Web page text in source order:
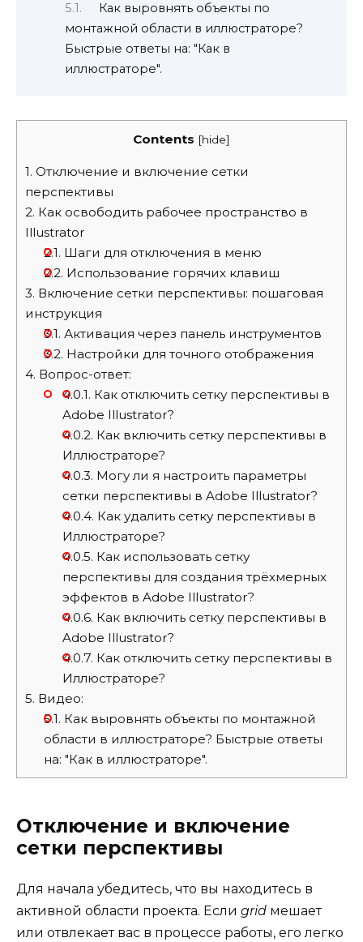
Как выровнять объекты по
монтажной области в иллюстраторе?
Быстрые ответы на: "Как в
иллюстраторе".
Contents [hide]
1. Отключение и включение сетки
перспективы
2. Как освободить рабочее пространство в
Illustrator
2.1. Шаги для отключения в меню
2.2. Использование горячих клавиш
3. Включение сетки перспективы: пошаговая
инструкция
3.1. Активация через панель инструментов
3.2. Настройки для точного отображения
4. Вопрос-ответ:
4.0.1. Как отключить сетку перспективы в
Adobe Illustrator?
4.0.2. Как включить сетку перспективы в
Иллюстраторе?
4.0.3. Могу ли я настроить параметры
сетки перспективы в Adobe Illustrator?
4.0.4. Как удалить сетку перспективы в
Иллюстраторе?
4.0.5. Как использовать сетку
перспективы для создания трёхмерных
эффектов в Adobe Illustrator?
4.0.6. Как включить сетку перспективы в
Adobe Illustrator?
4.0.7. Как отключить сетку перспективы в
Иллюстраторе?
5. Видео:
5.1. Как выровнять объекты по монтажной
области в иллюстраторе? Быстрые ответы
на: "Как в иллюстраторе".
Отключение и включение
сетки перспективы
Для начала убедитесь, что вы находитесь в
активной области проекта. Если grid мешает
или отвлекает вас в процессе работы, его легко